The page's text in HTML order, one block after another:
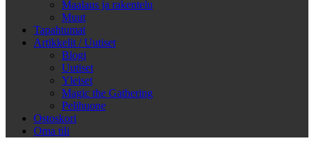
Maalaus ja rakentelu
Muut
Tapahtumat
Artikkelit / Uutiset
Blogi
Uutiset
Yleiset
Magic the Gathering
Pelihuone
Ostoskori
Oma tili